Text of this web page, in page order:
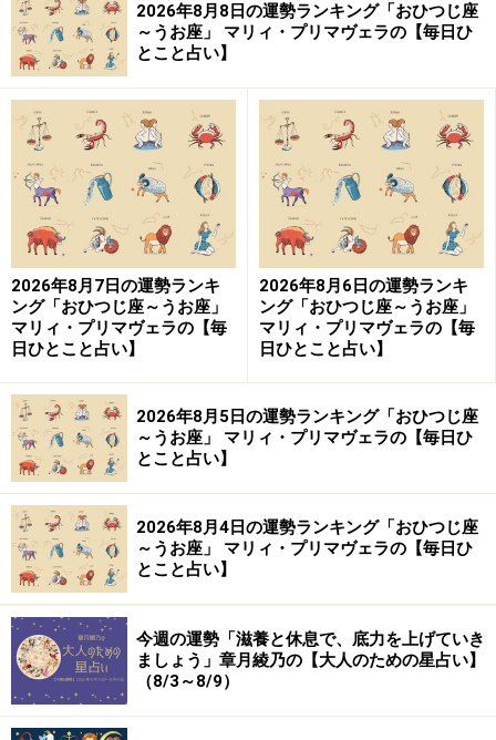
2024年3月7日の運勢「おひつじ座」
「南の方角」にツキが満載。友人と一緒に出かけてみて
は？
＞【今週の運勢】はこちら
＞【2024年上半期の運勢】はこちら
おうし座（4月20日～5月20日生まれ）
2024年3月7日の運勢「おうし座」
プライバシーの保護には十分注意したい日。電話番号、
メールアドレスなど大切な情報の管理は徹底的に。
＞【今週の運勢】はこちら
＞【2024年上半期の運勢】はこちら
ふたご座（5月21日～6月21日生まれ）
2026年8月8日の運勢ランキング「おひつじ座
～うお座」 マリィ・プリマヴェラの【毎日ひ
とこと占い】
2026年8月7日の運勢ランキ
ング「おひつじ座～うお座」
マリィ・プリマヴェラの【毎
日ひとこと占い】
2026年8月6日の運勢ランキ
ング「おひつじ座～うお座」
マリィ・プリマヴェラの【毎
日ひとこと占い】
2026年8月5日の運勢ランキング「おひつじ座
～うお座」 マリィ・プリマヴェラの【毎日ひ
とこと占い】
2026年8月4日の運勢ランキング「おひつじ座
～うお座」 マリィ・プリマヴェラの【毎日ひ
とこと占い】
今週の運勢「滋養と休息で、底力を上げていき
ましょう」章月綾乃の【大人のための星占い】
（8/3～8/9）